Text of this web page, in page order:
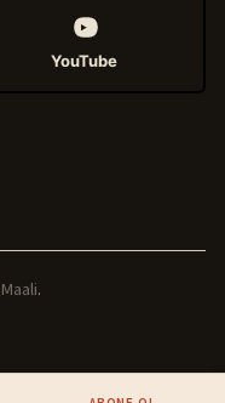
YouTube
Maali.